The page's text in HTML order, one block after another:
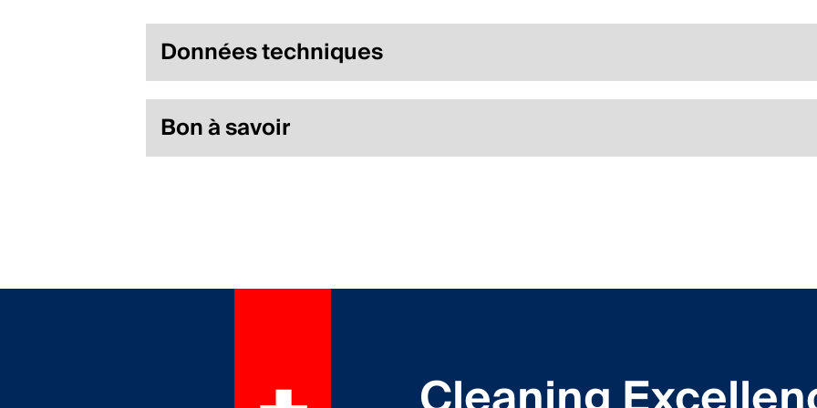
Données techniques
Bon à savoir